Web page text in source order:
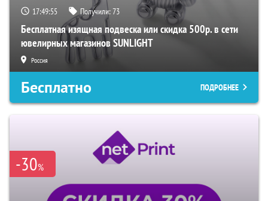
17:49:54 Получили:73
Бесплатная изящная подвеска или скидка 500р. в сети
ювелирных магазинов SUNLIGHT
Россия
Бесплатно ПОДРОБНЕЕ
-30%